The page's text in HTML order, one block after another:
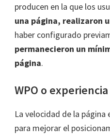
producen en la que los
una página, realizaron
haber configurado
permanecieron un
página.
WPO o
La velocidad de la
para mejorar el